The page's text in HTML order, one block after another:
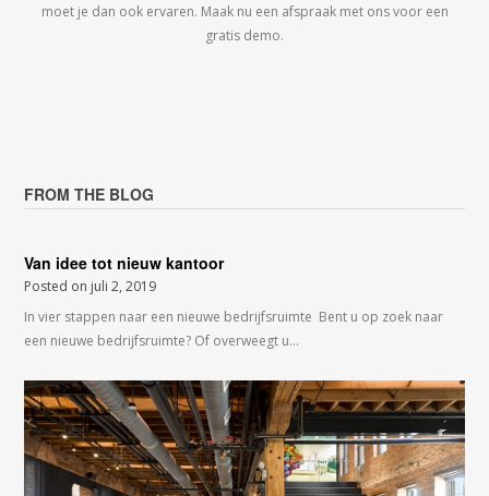
moet je dan ook ervaren. Maak nu een afspraak met ons voor een
gratis demo.
FROM THE BLOG
Van idee tot nieuw kantoor
Posted on juli 2, 2019
In vier stappen naar een nieuwe bedrijfsruimte Bent u op zoek naar
een nieuwe bedrijfsruimte? Of overweegt u…